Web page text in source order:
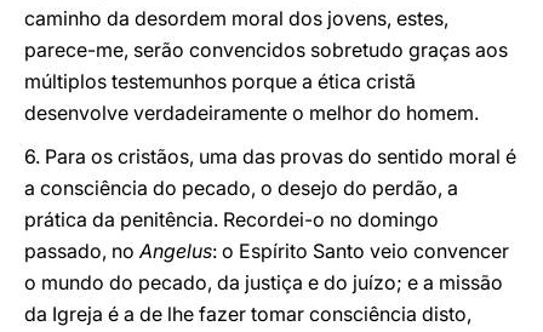
caminho da desordem moral dos jovens, estes,
parece-me, serão convencidos sobretudo graças aos
múltiplos testemunhos porque a ética cristã
desenvolve verdadeiramente o melhor do homem.
6. Para os cristãos, uma das provas do sentido moral é
a consciência do pecado, o desejo do perdão, a
prática da penitência. Recordei-o no domingo
passado, noAngelus: o Espírito Santo veio convencer
o mundo do pecado, da justiça e do juízo; e a missão
da Igreja é a de lhe fazer tomar consciência disto,